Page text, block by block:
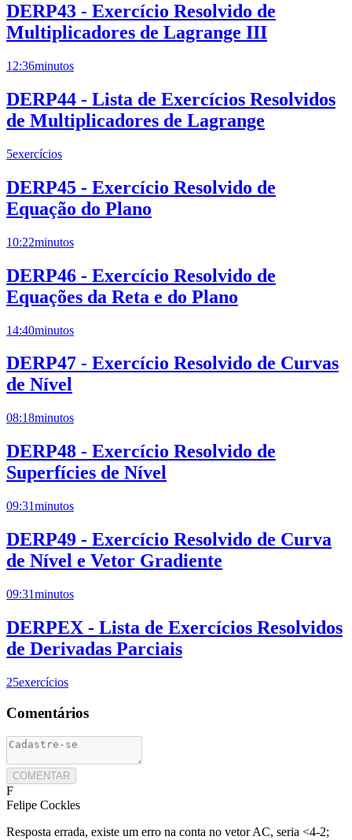
DERP43 - Exercício Resolvido de
Multiplicadores de Lagrange III
12:36minutos
DERP44 - Lista de Exercícios Resolvidos
de Multiplicadores de Lagrange
5exercícios
DERP45 - Exercício Resolvido de
Equação do Plano
10:22minutos
DERP46 - Exercício Resolvido de
Equações da Reta e do Plano
14:40minutos
DERP47 - Exercício Resolvido de Curvas
de Nível
08:18minutos
DERP48 - Exercício Resolvido de
Superfícies de Nível
09:31minutos
DERP49 - Exercício Resolvido de Curva
de Nível e Vetor Gradiente
09:31minutos
DERPEX - Lista de Exercícios Resolvidos
de Derivadas Parciais
25exercícios
Comentários
COMENTAR
F
Felipe Cockles
Resposta errada, existe um erro na conta no vetor AC, seria <4-2;